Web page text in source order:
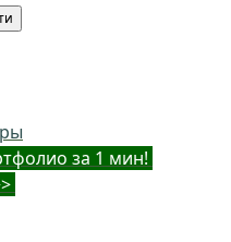
за 1 мин!